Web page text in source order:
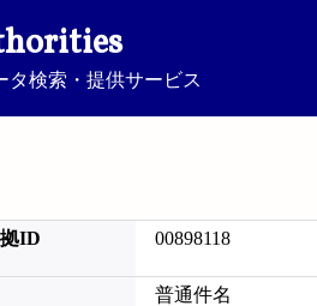
タ検索・提供サービス
ID 00898118
普通件名